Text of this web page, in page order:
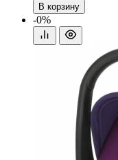
В корзину
-0%